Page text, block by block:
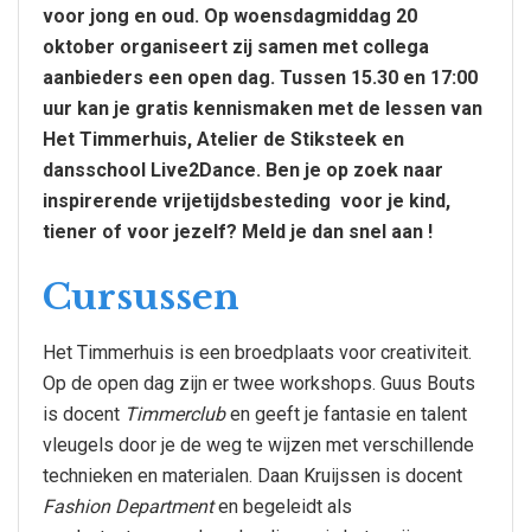
voor jong en oud. Op woensdagmiddag 20
oktober organiseert zij samen met collega
aanbieders een open dag. Tussen 15.30 en 17:00
uur kan je gratis kennismaken met de lessen van
Het Timmerhuis, Atelier de Stiksteek en
dansschool Live2Dance. Ben je op zoek naar
inspirerende vrijetijdsbesteding voor je kind,
tiener of voor jezelf? Meld je dan snel aan !
Cursussen
Het Timmerhuis is een broedplaats voor creativiteit.
Op de open dag zijn er twee workshops. Guus Bouts
is docent Timmercluben geeft je fantasie en talent
vleugels door je de weg te wijzen met verschillende
technieken en materialen. Daan Kruijssen is docent
Fashion Departmenten begeleidt als